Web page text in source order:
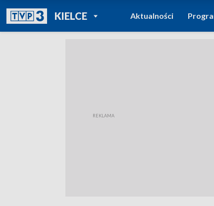
KIELCEPOWRÓT DO
TVP REGIONY
Aktualności